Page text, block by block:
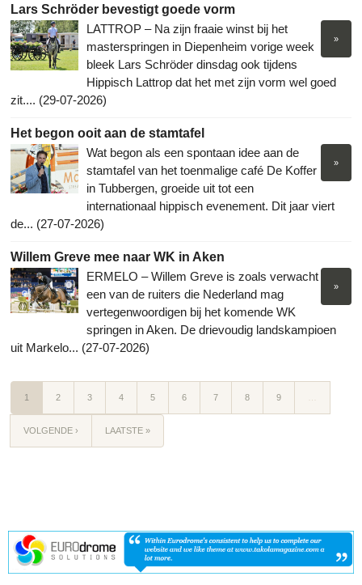
Lars Schröder bevestigt goede vorm
»
LATTROP – Na zijn fraaie winst bij het
masterspringen in Diepenheim vorige week
bleek Lars Schröder dinsdag ook tijdens
Hippisch Lattrop dat het met zijn vorm wel goed
zit.... (29-07-2026)
Het begon ooit aan de stamtafel
»
Wat begon als een spontaan idee aan de
stamtafel van het toenmalige café De Koffer
in Tubbergen, groeide uit tot een
internationaal hippisch evenement. Dit jaar viert
de... (27-07-2026)
Willem Greve mee naar WK in Aken
»
ERMELO – Willem Greve is zoals verwacht
een van de ruiters die Nederland mag
vertegenwoordigen bij het komende WK
springen in Aken. De drievoudig landskampioen
uit Markelo... (27-07-2026)
1 2 3 4 5 6 7 8 9
VOLGENDE › LAATSTE »